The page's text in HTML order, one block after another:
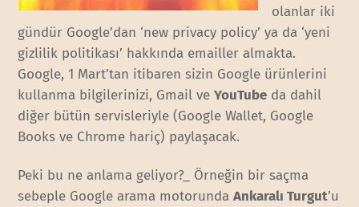
olanlar iki
gündür Google’dan ‘new privacy policy’ ya da ‘yeni
gizlilik politikası’ hakkında emailler almakta.
Google, 1 Mart’tan itibaren sizin Google ürünlerini
kullanma bilgilerinizi, Gmail veYouTube da dahil
diğer bütün servisleriyle (Google Wallet, Google
Books ve Chrome hariç) paylaşacak.
Peki bu ne anlama geliyor?_ Örneğin bir saçma
sebeple Google arama motorundaAnkaralı Turgut’u